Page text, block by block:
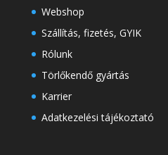
Webshop
Szállítás, fizetés, GYIK
Rólunk
Törlőkendő gyártás
Karrier
Adatkezelési tájékoztató